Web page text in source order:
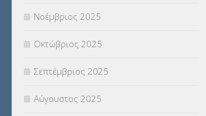
ΥΠΕΡΑΡΙΘΜΟΙ(1)
ΥΠΟΤΡΟΦΙΕΣ(28)
ΦΥΣΙΚΗ ΑΓΩΓΗ(692)
Χωρίς κατηγορία
Νοέμβριος 2025
Οκτώβριος 2025
Σεπτέμβριος 2025
Αύγουστος 2025